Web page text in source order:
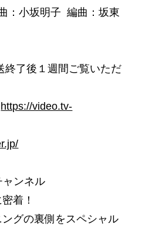
：小坂明子 編曲：坂東
終了後１週間ご覧いただ
https://video.tv-
ャンネル
着！
グの裏側をスペシャル